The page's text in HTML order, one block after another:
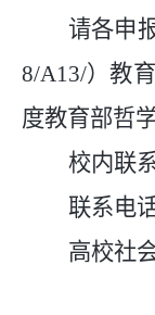
请各申
8/A13/）教
度教育部哲
校内联
联系电
高校社